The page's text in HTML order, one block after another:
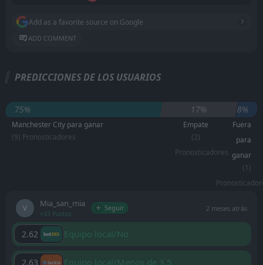
Add as a favorite source on Google
ADD COMMENT
PREDICCIONES DE LOS USUARIOS
75% 17% 8%
Manchester City para ganar
(9) Pronosticadores
Empate
(2)
Pronosticadores
Fuera
para
ganar
(1)
Mia_san_mia
+33 Puntos
Seguir 2 meses atrás
2.62 Equipo local/No
2.63 Equipo local/Menos de 3,5